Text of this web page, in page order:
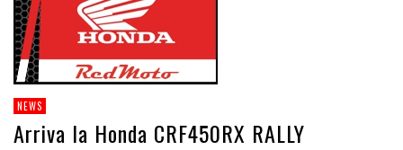
NEWS
Arriva la Honda CRF450RX RALLY